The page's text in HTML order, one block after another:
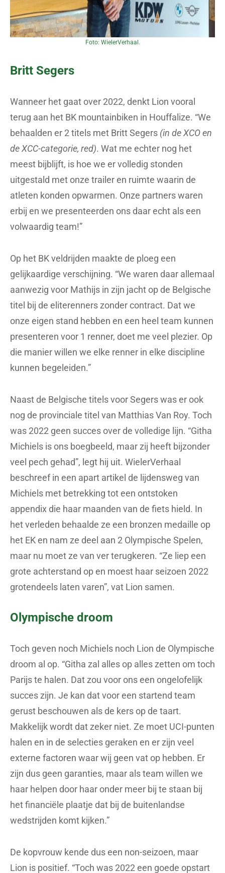
Foto: WielerVerhaal.
Britt Segers
Wanneer het gaat over 2022, denkt Lion vooral
terug aan het BK mountainbiken in Houffalize. “We
behaalden er 2 titels met Britt Segers (in de XCO en
de XCC-categorie, red). Wat me echter nog het
meest bijblijft, is hoe we er volledig stonden
uitgestald met onze trailer en ruimte waarin de
atleten konden opwarmen. Onze partners waren
erbij en we presenteerden ons daar echt als een
volwaardig team!”
Op het BK veldrijden maakte de ploeg een
gelijkaardige verschijning. “We waren daar allemaal
aanwezig voor Mathijs in zijn jacht op de Belgische
titel bij de eliterenners zonder contract. Dat we
onze eigen stand hebben en een heel team kunnen
presenteren voor 1 renner, doet me veel plezier. Op
die manier willen we elke renner in elke discipline
kunnen begeleiden.”
Naast de Belgische titels voor Segers was er ook
nog de provinciale titel van Matthias Van Roy. Toch
was 2022 geen succes over de volledige lijn. “Githa
Michiels is ons boegbeeld, maar zij heeft bijzonder
veel pech gehad”, legt hij uit. WielerVerhaal
beschreef in een apart artikel de lijdensweg van
Michiels met betrekking tot een ontstoken
appendix die haar maanden van de fiets hield. In
het verleden behaalde ze een bronzen medaille op
het EK en nam ze deel aan 2 Olympische Spelen,
maar nu moet ze van ver terugkeren. “Ze liep een
grote achterstand op en moest haar seizoen 2022
grotendeels laten varen”, vat Lion samen.
Olympische droom
Toch geven noch Michiels noch Lion de Olympische
droom al op. “Githa zal alles op alles zetten om toch
Parijs te halen. Dat zou voor ons een ongelofelijk
succes zijn. Je kan dat voor een startend team
gerust beschouwen als de kers op de taart.
Makkelijk wordt dat zeker niet. Ze moet UCI-punten
halen en in de selecties geraken en er zijn veel
externe factoren waar wij geen vat op hebben. Er
zijn dus geen garanties, maar als team willen we
haar helpen door haar onder meer bij te staan bij
het financiële plaatje dat bij de buitenlandse
wedstrijden komt kijken.”
De kopvrouw kende dus een non-seizoen, maar
Lion is positief. “Toch was 2022 een goede opstart